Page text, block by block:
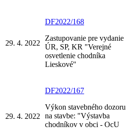
29. 4. 2022
DF2022/168
Zastupovanie pre vydanie
ÚR, SP, KR "Verejné
osvetlenie chodníka
Lieskové"
29. 4. 2022
DF2022/167
Výkon stavebného dozoru
na stavbe: "Výstavba
chodníkov v obci - OcU